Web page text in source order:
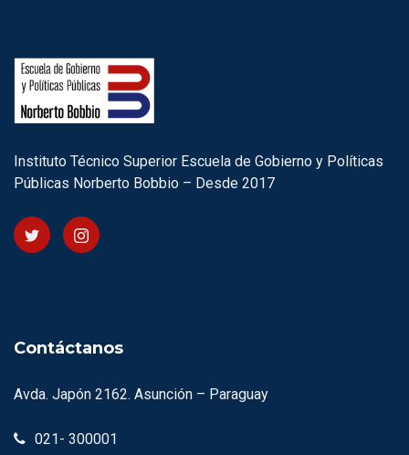
Instituto Técnico Superior Escuela de Gobierno y Políticas
Públicas Norberto Bobbio – Desde 2017
Contáctanos
Avda. Japón 2162. Asunción – Paraguay
021- 300001